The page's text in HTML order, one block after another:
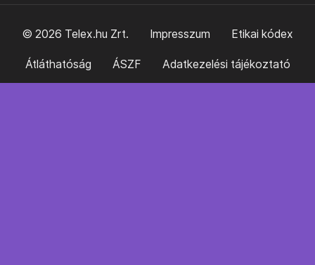
© 2026 Telex.hu Zrt. Impresszum Etikai kódex
Átláthatóság ÁSZF Adatkezelési tájékoztató